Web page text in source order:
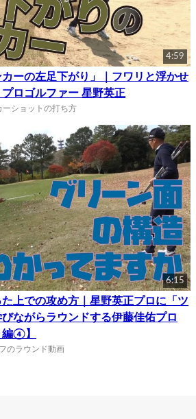
4:59
ーの左足下がり」｜フワリと浮かせ
ロゴルファー 星野英正
ーショットの打ち方
6:15
上での攻め方｜星野英正プロに「ツ
ながらラウンドする伊藤佳佑プロ
編④】
のラウンド動画